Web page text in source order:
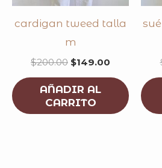
cardigan tweed talla
m
$200.00 $149.00
AÑADIR AL
CARRITO